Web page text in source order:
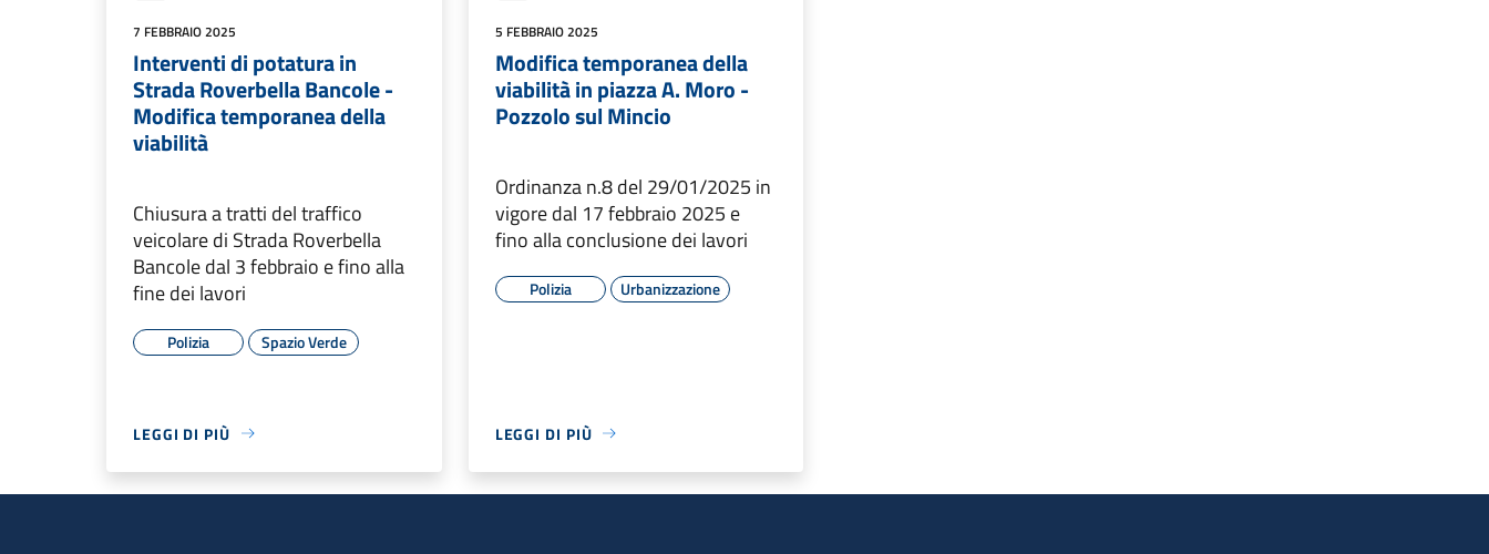
7 FEBBRAIO 2025
Interventi di potatura in
Strada Roverbella Bancole -
Modifica temporanea della
viabilità
Chiusura a tratti del traffico
veicolare di Strada Roverbella
Bancole dal 3 febbraio e fino alla
fine dei lavori
Polizia Spazio Verde
LEGGI DI PIÙ
5 FEBBRAIO 2025
Modifica temporanea della
viabilità in piazza A. Moro -
Pozzolo sul Mincio
Ordinanza n.8 del 29/01/2025 in
vigore dal 17 febbraio 2025 e
fino alla conclusione dei lavori
Polizia Urbanizzazione
LEGGI DI PIÙ